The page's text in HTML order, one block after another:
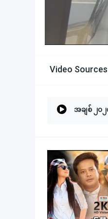
Video Sources
အချစ် ၂၀၂